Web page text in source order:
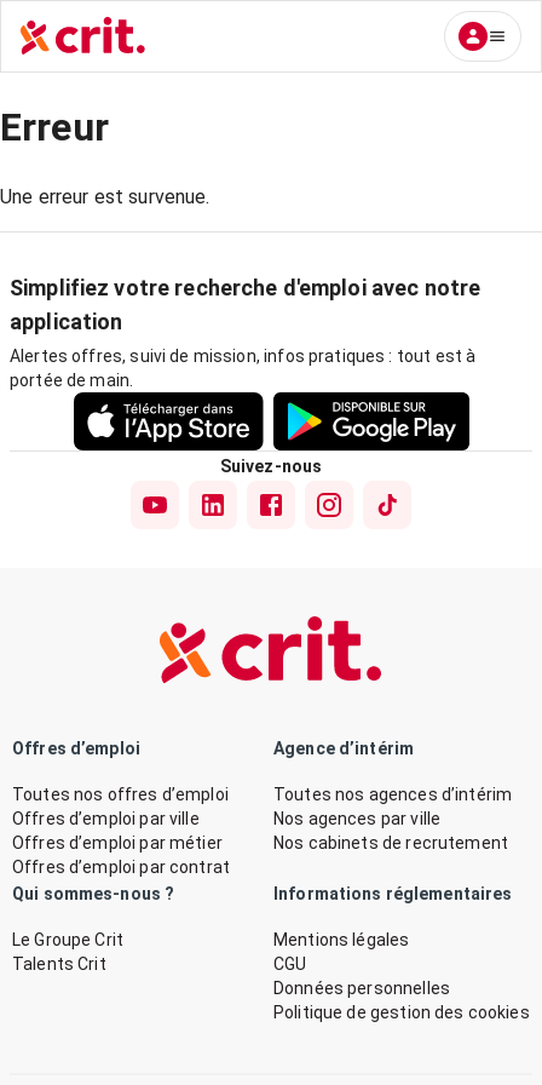
Erreur
Une erreur est survenue.
Simplifiez votre recherche d'emploi avec notre
application
Alertes offres, suivi de mission, infos pratiques : tout est à
portée de main.
Suivez-nous
Offres d’emploi
Toutes nos offres d’emploi
Offres d’emploi par ville
Offres d’emploi par métier
Offres d’emploi par contrat
Agence d’intérim
Toutes nos agences d’intérim
Nos agences par ville
Nos cabinets de recrutement
Qui sommes-nous ?
Le Groupe Crit
Talents Crit
Informations réglementaires
Mentions légales
CGU
Données personnelles
Politique de gestion des cookies